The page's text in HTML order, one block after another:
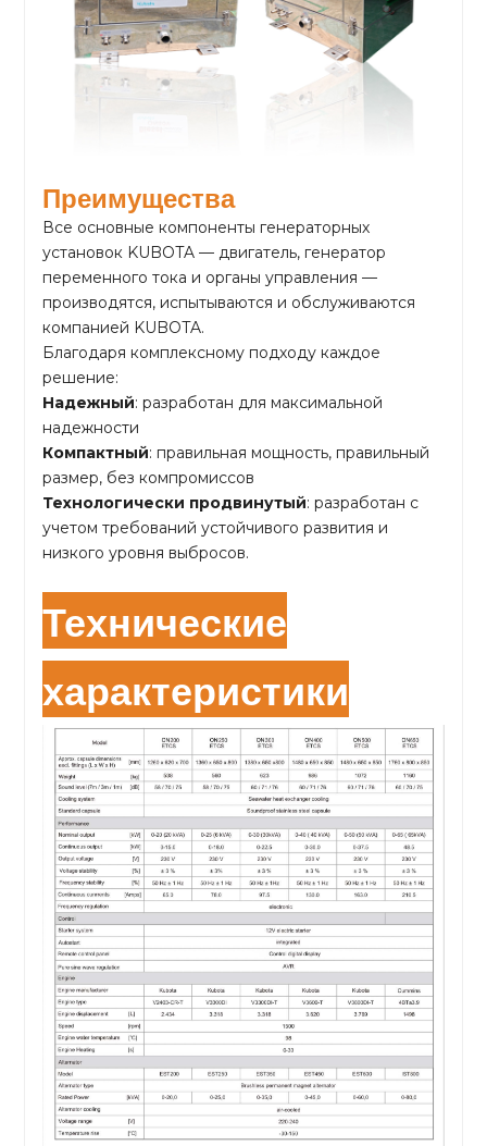
Преимущества
Все основные компоненты генераторных
установок KUBOTA — двигатель, генератор
переменного тока и органы управления —
производятся, испытываются и обслуживаются
компанией KUBOTA.
Благодаря комплексному подходу каждое
решение:
Надежный: разработан для максимальной
надежности
Компактный: правильная мощность, правильный
размер, без компромиссов
Технологически продвинутый: разработан с
учетом требований устойчивого развития и
низкого уровня выбросов.
Технические
характеристики